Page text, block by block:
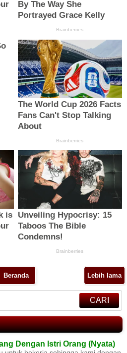
Lebih lama
Beranda
CARI
Dengan Istri Orang (Nyata)